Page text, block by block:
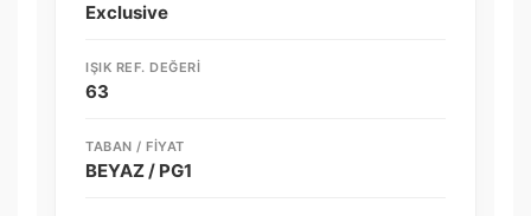
Exclusive
IŞIK REF. DEĞERI
63
TABAN / FIYAT
BEYAZ / PG1